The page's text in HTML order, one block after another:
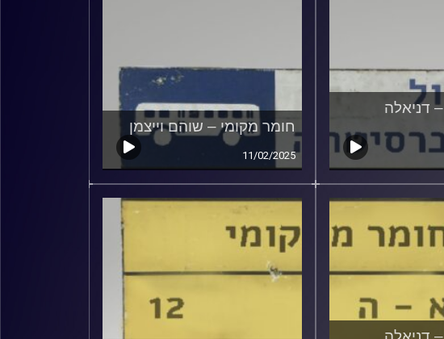
דניאלה
חומר מקומי – שוהם וייצמן
11/02/2025